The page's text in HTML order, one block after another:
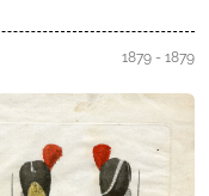
1879 - 1879